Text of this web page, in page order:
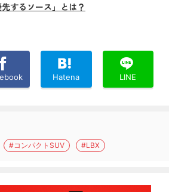
先するソース」とは？
Hatena LINE
#コンパクトSUV #LBX